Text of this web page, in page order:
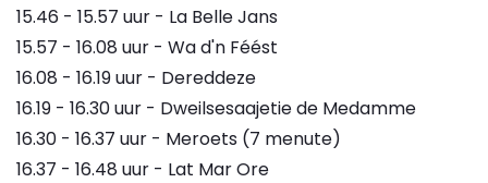
15.46 - 15.57 uur - La Belle Jans
15.57 - 16.08 uur - Wa d'n Féést
16.08 - 16.19 uur - Dereddeze
16.19 - 16.30 uur - Dweilsesaajetie de Medamme
16.30 - 16.37 uur - Meroets (7 menute)
16.37 - 16.48 uur - Lat Mar Ore